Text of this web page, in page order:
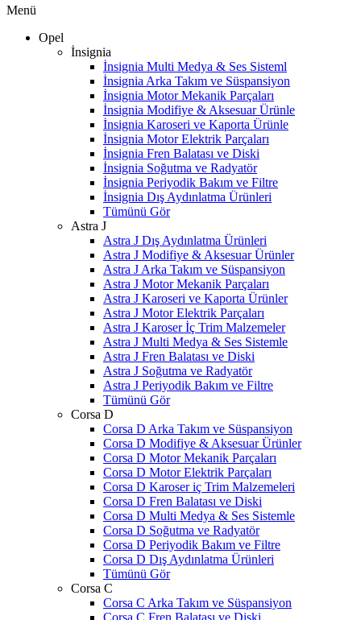
Menü
Opel
İnsignia
İnsignia Multi Medya & Ses Sisteml
İnsignia Arka Takım ve Süspansiyon
İnsignia Motor Mekanik Parçaları
İnsignia Modifiye & Aksesuar Ürünle
İnsignia Karoseri ve Kaporta Ürünle
İnsignia Motor Elektrik Parçaları
İnsignia Fren Balatası ve Diski
İnsignia Soğutma ve Radyatör
İnsignia Periyodik Bakım ve Filtre
İnsignia Dış Aydınlatma Ürünleri
Tümünü Gör
Astra J
Astra J Dış Aydınlatma Ürünleri
Astra J Modifiye & Aksesuar Ürünler
Astra J Arka Takım ve Süspansiyon
Astra J Motor Mekanik Parçaları
Astra J Karoseri ve Kaporta Ürünler
Astra J Motor Elektrik Parçaları
Astra J Karoser İç Trim Malzemeler
Astra J Multi Medya & Ses Sistemle
Astra J Fren Balatası ve Diski
Astra J Soğutma ve Radyatör
Astra J Periyodik Bakım ve Filtre
Tümünü Gör
Corsa D
Corsa D Arka Takım ve Süspansiyon
Corsa D Modifiye & Aksesuar Ürünler
Corsa D Motor Mekanik Parçaları
Corsa D Motor Elektrik Parçaları
Corsa D Karoser iç Trim Malzemeleri
Corsa D Fren Balatası ve Diski
Corsa D Multi Medya & Ses Sistemle
Corsa D Soğutma ve Radyatör
Corsa D Periyodik Bakım ve Filtre
Corsa D Dış Aydınlatma Ürünleri
Tümünü Gör
Corsa C
Corsa C Arka Takım ve Süspansiyon
Corsa C Fren Balatası ve Diski